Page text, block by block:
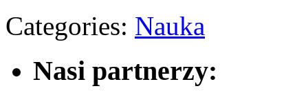
Categories: Nauka
Nasi partnerzy: